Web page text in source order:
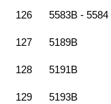
126 5583B - 5584
127 5189B
128 5191B
129 5193B